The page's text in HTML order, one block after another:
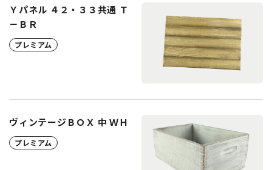
Ｙパネル ４２・３３共通 Ｔ
－ＢＲ
プレミアム
ヴィンテージＢＯＸ 中 ＷＨ
プレミアム